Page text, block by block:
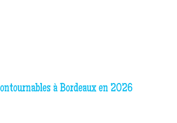
à Bordeaux en 2026